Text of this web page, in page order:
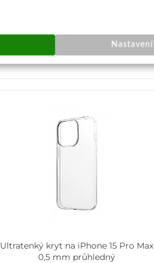
Přidat do košíku
Ultratenký kryt na iPhone 15 Pro Max
0,5 mm průhledný
Nastavení